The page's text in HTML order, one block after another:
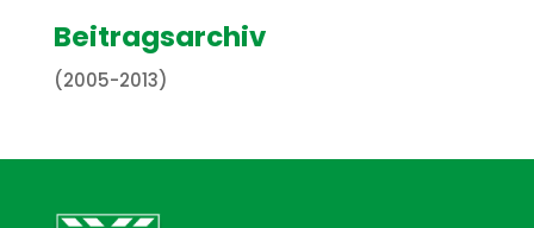
Beitragsarchiv
(2005-2013)